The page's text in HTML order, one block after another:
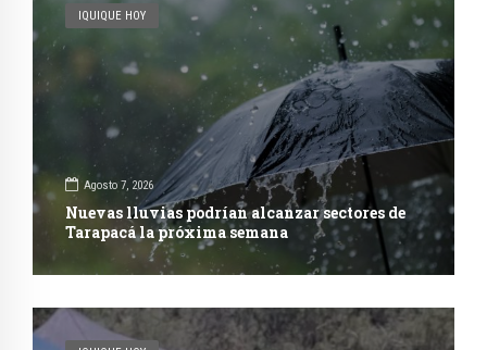
IQUIQUE HOY
Agosto 7, 2026
Nuevas lluvias podrían alcanzar sectores de
Tarapacá la próxima semana